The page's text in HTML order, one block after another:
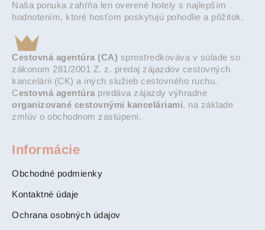
Naša ponuka zahŕňa len overené hotely s najlepším
hodnotením, ktoré hosťom poskytujú pohodlie a pôžitok.
Cestovná agentúra (CA) sprostredkováva v súlade so
zákonom 281/2001 Z. z. predaj zájazdov cestovných
kancelárii (CK) a iných služieb cestovného ruchu.
Cestovná agentúra predáva zájazdy výhradne
organizované cestovnými kanceláriami, na základe
zmlúv o obchodnom zastúpení.
Informácie
Obchodné podmienky
Kontaktné údaje
Ochrana osobných údajov